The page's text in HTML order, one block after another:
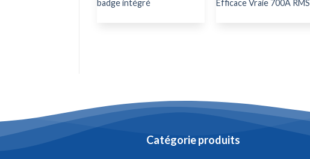
badge intégré
Efficace Vraie 700A RMS
Catégorie produits